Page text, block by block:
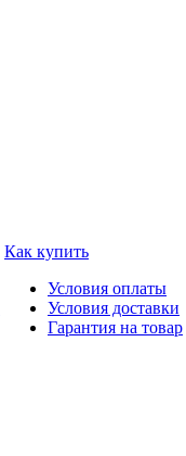
Как купить
Условия оплаты
Условия доставки
Гарантия на товар